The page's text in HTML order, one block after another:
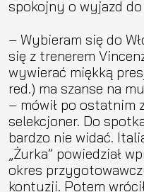
spokojny o wyjazd
– Wybieram się do
się z trenerem
wywierać miękką
red.) ma szanse na
– mówił po ostatnim
selekcjoner. Do
bardzo nie widać.
„Żurka” powiedział
okres
kontuzji. Potem